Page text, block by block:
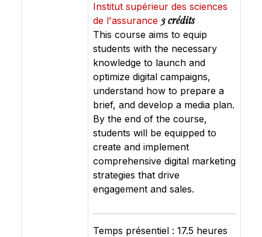
Institut supérieur des sciences
de l'assurance 3 crédits
This course aims to equip
students with the necessary
knowledge to launch and
optimize digital campaigns,
understand how to prepare a
brief, and develop a media plan.
By the end of the course,
students will be equipped to
create and implement
comprehensive digital marketing
strategies that drive
engagement and sales.
Temps présentiel : 17.5 heures